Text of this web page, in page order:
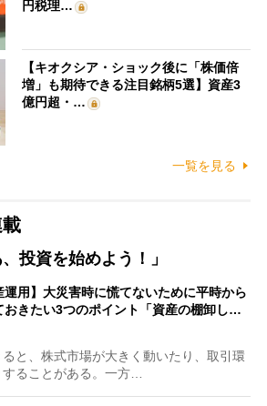
円税理…
【キオクシア・ショック後に「株価倍
増」も期待できる注目銘柄5選】資産3
億円超・…
一覧を見る
投資を始めよう！」
運用】大災害時に慌てないために平時から
おきたい3つのポイント「資産の棚卸し…
と、株式市場が大きく動いたり、取引環
ることがある。一方…